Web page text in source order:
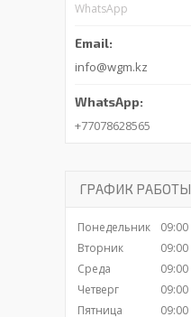
WhatsApp
info@wgm.kz
+77078628565
ГРАФИК РАБОТЫ
Понедельник 09:00
Вторник
09:00
Среда
09:00
Четверг
09:00
Пятница
09:00